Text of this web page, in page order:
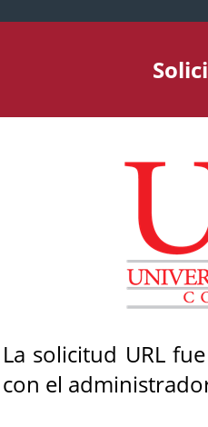
La solicitud URL
con el